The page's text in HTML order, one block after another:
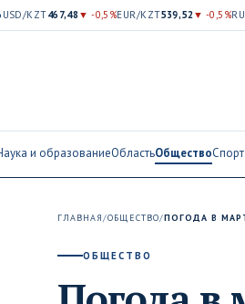
USD/KZT467,48 ▼ -0,5%EUR/KZT539,52▼ -0,5%
и образованиеОбластьОбществоСпорт
ГЛАВНАЯ/ОБЩЕСТВО/ПОГОДА В
ОБЩЕСТВО